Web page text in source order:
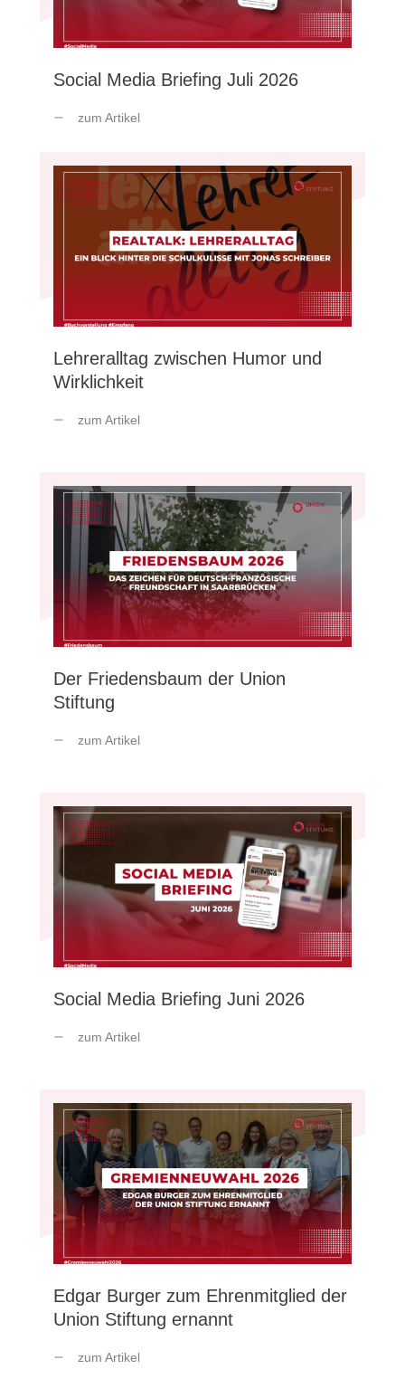
Social Media Briefing Juli 2026
zum Artikel
Lehreralltag zwischen Humor und
Wirklichkeit
zum Artikel
Der Friedensbaum der Union
Stiftung
zum Artikel
Social Media Briefing Juni 2026
zum Artikel
Edgar Burger zum Ehrenmitglied der
Union Stiftung ernannt
zum Artikel